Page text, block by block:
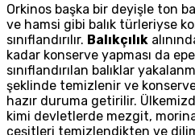
Orkinos başka bir deyişle ton
ve hamsi gibi balık türleriyse
sınıflandırılır. Balıkçılık
kadar konserve yapması da
sınıflandırılan balıklar
şeklinde temizlenir ve
hazır duruma getirilir.
kimi devletlerde mezgit,
çeşitleri temizlendikten ve